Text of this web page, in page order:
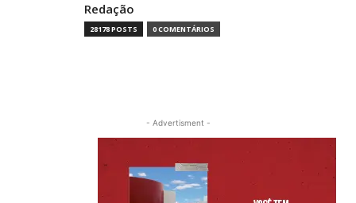
Redação
28178 POSTS 0 COMENTÁRIOS
- Advertisment -